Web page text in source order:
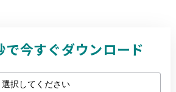
で今すぐダウンロード